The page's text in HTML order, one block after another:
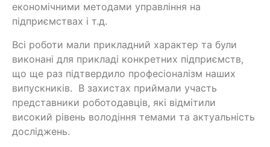
економічними методами управління на
підприємствах і т.д.
Всі роботи мали прикладний характер та були
виконані для прикладі конкретних підприємств,
що ще раз підтвердило професіоналізм наших
випускників. В захистах приймали участь
представники роботодавців, які відмітили
високий рівень володіння темами та актуальність
досліджень.